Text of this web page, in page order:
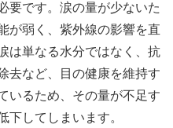
要です。涙の量が少ないた
が弱く、紫外線の影響を直
は単なる水分ではなく、抗
去など、目の健康を維持す
いるため、その量が不足す
下してしまいます。